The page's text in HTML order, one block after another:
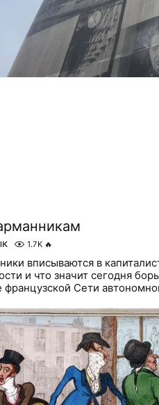
1.7K 🔥
вписываются в
и что значит сегодня
Сети